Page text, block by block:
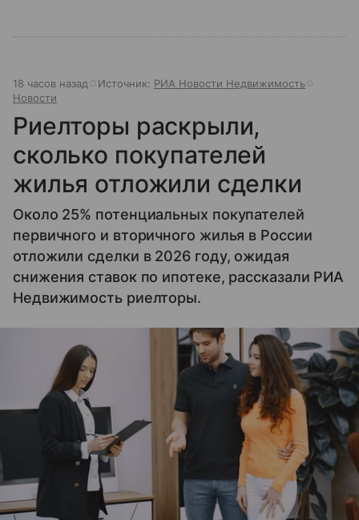
18 часов назад Источник: РИА Новости Недвижимость
Новости
Риелторы раскрыли,
сколько покупателей
жилья отложили сделки
Около 25% потенциальных покупателей
первичного и вторичного жилья в России
отложили сделки в 2026 году, ожидая
снижения ставок по ипотеке, рассказали РИА
Недвижимость риелторы.